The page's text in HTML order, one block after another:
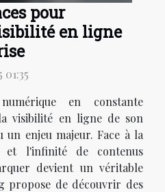
pour
en ligne
en constante
visibilité en ligne de son
un enjeu majeur. Face à la
et l'infinité de contenus
devient un véritable
propose de découvrir des